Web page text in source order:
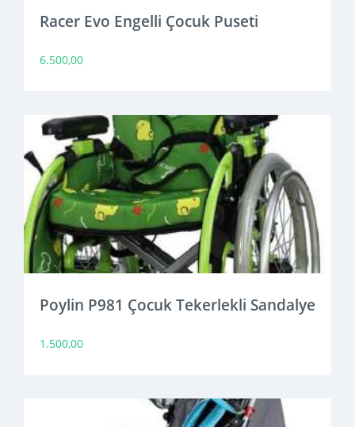
Racer Evo Engelli Çocuk Puseti
6.500,00
Poylin P981 Çocuk Tekerlekli Sandalye
1.500,00